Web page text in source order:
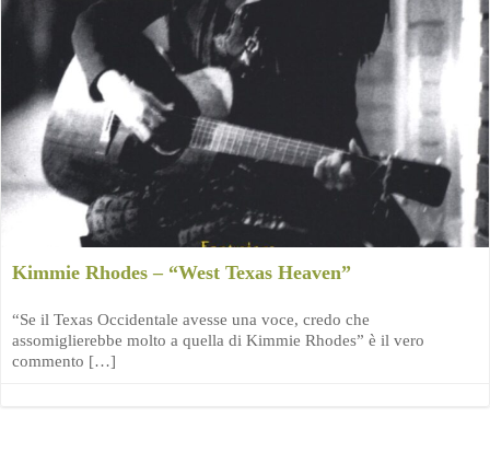
Kimmie Rhodes – “West Texas Heaven”
“Se il Texas Occidentale avesse una voce, credo che
assomiglierebbe molto a quella di Kimmie Rhodes” è il vero
commento […]